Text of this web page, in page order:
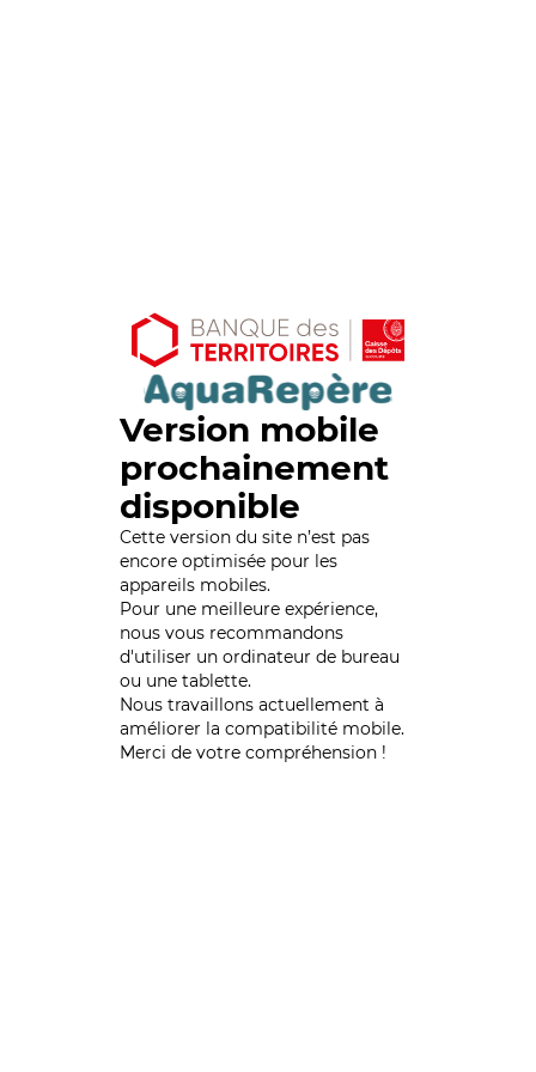
Version mobile
prochainement
disponible
Cette version du site n’est pas
encore optimisée pour les
appareils mobiles.
Pour une meilleure expérience,
nous vous recommandons
d'utiliser un ordinateur de bureau
ou une tablette.
Nous travaillons actuellement à
améliorer la compatibilité mobile.
Merci de votre compréhension !